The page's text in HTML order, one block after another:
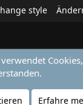
style
verwendet
Erfahre